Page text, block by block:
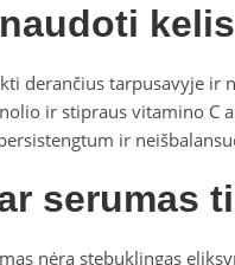
derančius tarpusavyje
ir stipraus vitamino C
ir
serumas
nėra stebuklingas